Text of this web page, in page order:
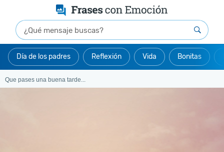
Día de los padres Reflexión Vida Bonitas
Que pases una buena tarde...